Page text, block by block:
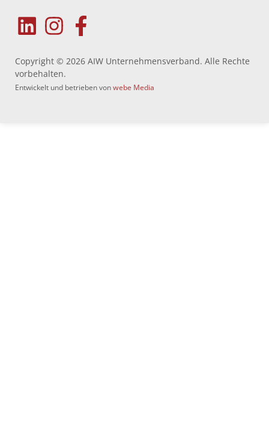
Copyright © 2026 AIW Unternehmensverband. Alle Rechte
vorbehalten.
Entwickelt und betrieben vonwebe Media